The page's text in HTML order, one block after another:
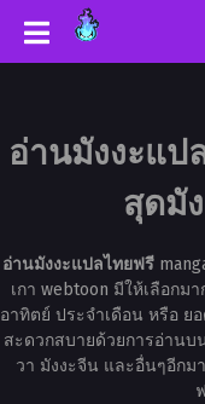
อ่านมังงะแป
สุดมั
อ่านมังงะแปลไทยฟรี
เกา webtoon มีให้เลือก
อาทิตย์ ประจำเดือน หรือ ย
สะดวกสบายด้วยการอ่านบ
วา มังงะจีน และอื่นๆอีกม